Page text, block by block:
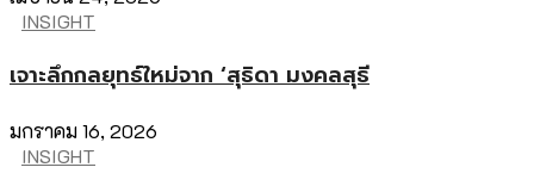
INSIGHT
เจาะลึกกลยุทธ์ใหม่จาก ‘สุธิดา มงคลสุธี
มกราคม 16, 2026
INSIGHT